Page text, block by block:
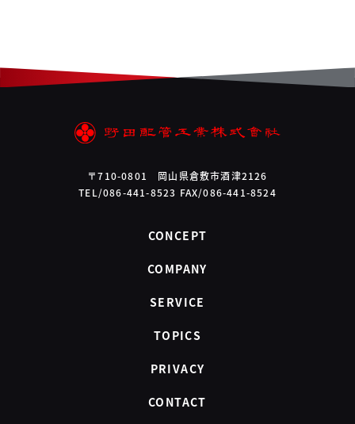
〒710-0801 岡山県倉敷市酒津2126
TEL/086-441-8523 FAX/086-441-8524
CONCEPT
COMPANY
SERVICE
TOPICS
PRIVACY
CONTACT